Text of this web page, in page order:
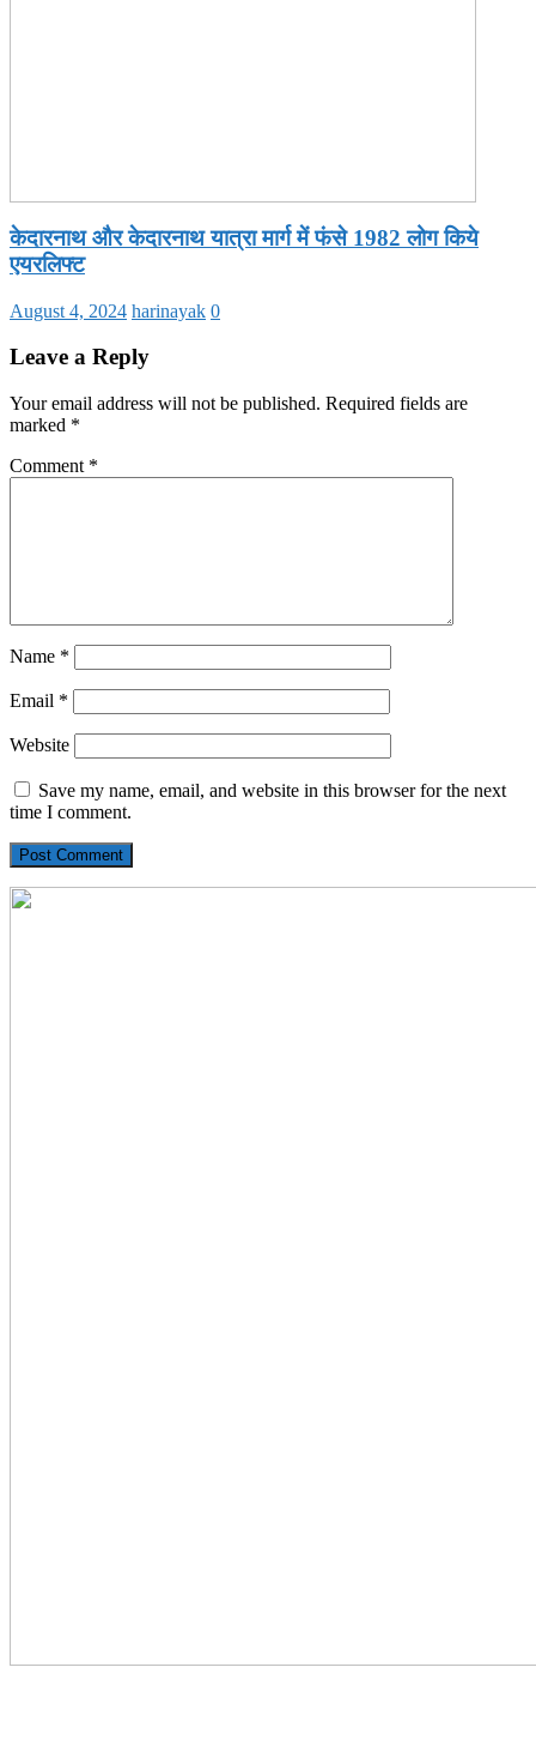
केदारनाथ और केदारनाथ यात्रा मार्ग में फंसे 1982 लोग किये
एयरलिफ्ट
August 4, 2024 harinayak 0
Leave a Reply
Your email address will not be published. Required fields are
marked *
Comment *
Name *
Email *
Website
Save my name, email, and website in this browser for the next
time I comment.